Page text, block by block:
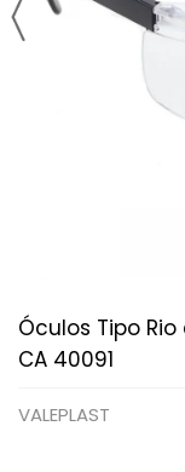
Óculos Tipo
CA 40091
VALEPLAST